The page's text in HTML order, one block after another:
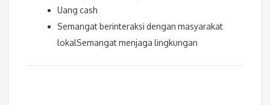
Uang cash
Semangat berinteraksi dengan masyarakat
lokalSemangat menjaga lingkungan